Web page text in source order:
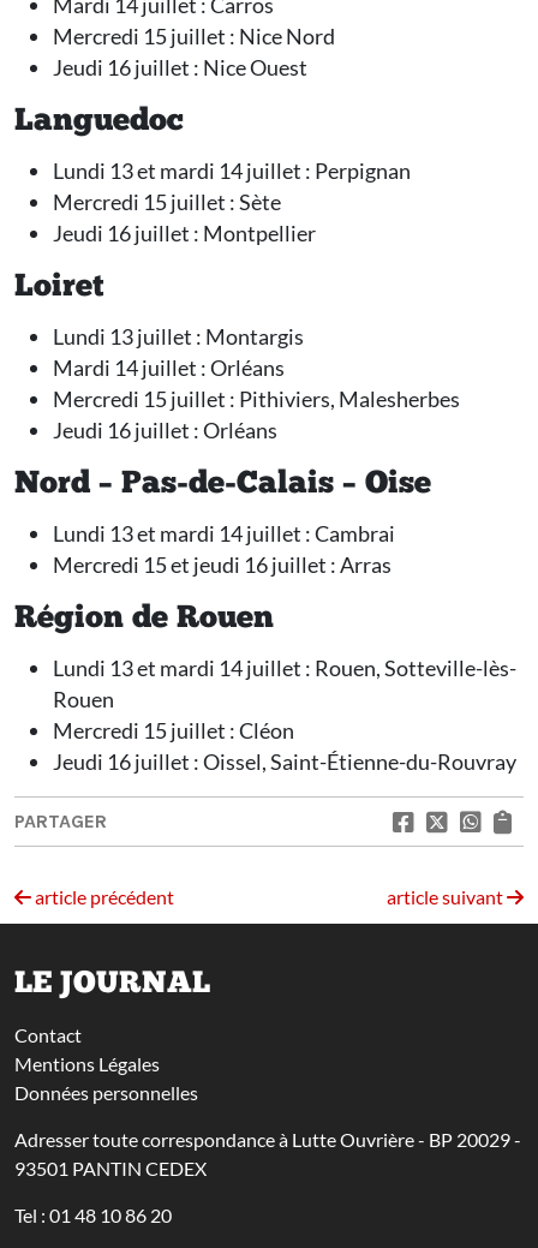
Mercredi 15 juillet : Nice Nord
Jeudi 16 juillet : Nice Ouest
Languedoc
Lundi 13 et mardi 14 juillet : Perpignan
Mercredi 15 juillet : Sète
Jeudi 16 juillet : Montpellier
Loiret
Lundi 13 juillet : Montargis
Mardi 14 juillet : Orléans
Mercredi 15 juillet : Pithiviers, Malesherbes
Jeudi 16 juillet : Orléans
Nord – Pas-de-Calais – Oise
Lundi 13 et mardi 14 juillet : Cambrai
Mercredi 15 et jeudi 16 juillet : Arras
Région de Rouen
Lundi 13 et mardi 14 juillet : Rouen, Sotteville-lès-
Rouen
Mercredi 15 juillet : Cléon
Jeudi 16 juillet : Oissel, Saint-Étienne-du-Rouvray
PARTAGER
article précédent article suivant
LE JOURNAL
Contact
Mentions Légales
Données personnelles
Adresser toute correspondance à Lutte Ouvrière - BP 20029 -
93501 PANTIN CEDEX
Tel : 01 48 10 86 20